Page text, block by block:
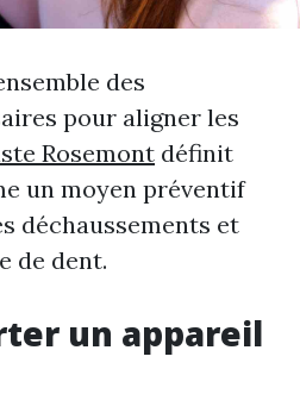
des
pour aligner les
Rosemont définit
un moyen préventif
déchaussements et
de dent.
un appareil